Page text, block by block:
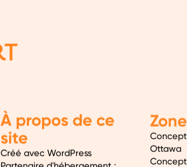
À propos de ce
site
Créé avec WordPress
Ottawa